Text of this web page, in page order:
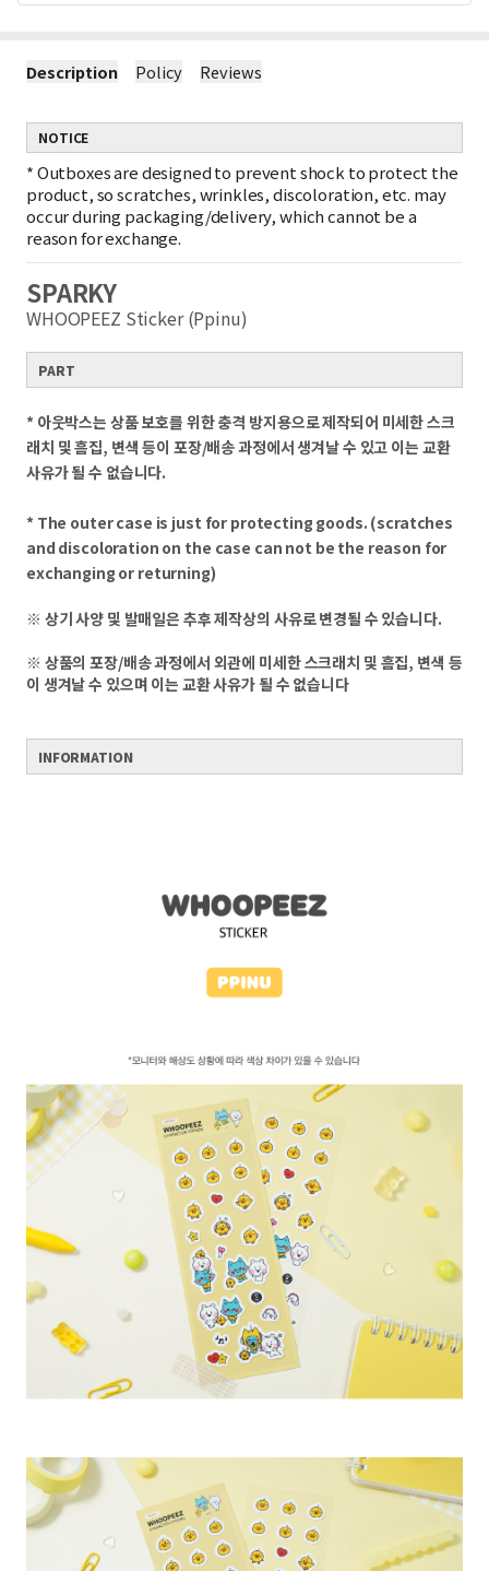
Description Policy Reviews
NOTICE
*Outboxes are designed to prevent shock to protect the
product, so scratches, wrinkles, discoloration, etc. may
occur during packaging/delivery, which cannot be a
reason for exchange.
SPARKY
WHOOPEEZ Sticker (Ppinu)
PART
* 아웃박스는 상품 보호를 위한 충격 방지용으로 제작되어 미세한 스크
래치 및 흠집, 변색 등이 포장/배송 과정에서 생겨날 수 있고 이는 교환
사유가 될 수 없습니다.
* The outer case is just for protecting goods. (scratches
and discoloration on the case can not be the reason for
exchanging or returning)
※ 상기 사양 및 발매일은 추후 제작상의 사유로 변경될 수 있습니다.
※ 상품의 포장/배송 과정에서 외관에 미세한 스크래치 및 흠집, 변색 등
이 생겨날 수 있으며 이는 교환 사유가 될 수 없습니다
INFORMATION